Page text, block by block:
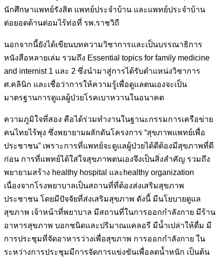
นักศึกษาแพทย์รังสิต แพทย์ประจำบ้าน และแพทย์ประจำบ้าน
ต่อยอดด้านต่อมไร้ท่อที่ รพ.ราชวิถี
นอกจากนี้ยังได้เขียนบทความวิชาการและเป็นบรรณาธิการ
หนังสือหลายเล่ม รวมถึง Essential topics for family medicine
and internist 1 และ 2 ซึ่งนำมาสู่การได้รับตำแหน่งวิชาการ
ศ.คลินิก และเชื่อว่าการให้ความรู้เพื่อดูแลตนเองจะเป็น
มาตรฐานการดูแลผู้ป่วยโรคเบาหวานในอนาคต
ความภูมิใจที่สอง คือได้ร่วมทำงานในฐานะกรรมการเครือข่าย
คนไทยไร้พุง ซึ่งพยายามผลักดันโครงการ “สุขภาพแพทย์เพื่อ
ประชาชน” เพราะการที่แพทย์จะดูแลผู้ป่วยได้ดีต้องมีสุขภาพที่ดี
ก่อน การที่แพทย์ได้ใส่ใจสุขภาพตนเองจึงเป็นสิ่งสำคัญ รวมถึง
พยายามสร้าง healthy hospital และhealthy organization
เนื่องจากโรงพยาบาลเป็นสถานที่ที่ต้องส่งเสริมสุขภาพ
ประชาชน โดยมีปัจจัยที่ส่งเสริมสุขภาพ ดังนี้ มีนโยบายดูแล
สุขภาพ เจ้าหน้าที่พยาบาล มีสถานที่ในการออกกำลังกาย มีร้าน
อาหารสุขภาพ บอกชนิดและปริมาณแคลอรี มีน้ำเปล่าให้ดื่ม มี
การประชุมที่จัดอาหารว่างเพื่อสุขภาพ การออกกำลังกาย ใน
ระหว่างการประชุมมีการจัดการแข่งขันเพื่อลดน้ำหนัก เป็นต้น